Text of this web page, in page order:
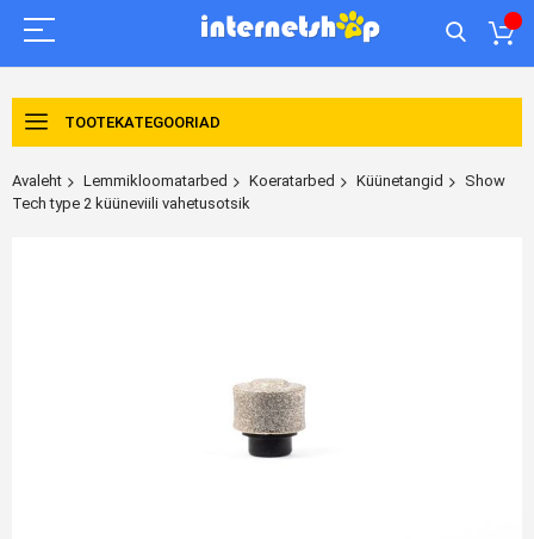
TOOTEKATEGOORIAD
Avaleht Lemmikloomatarbed Koeratarbed Küünetangid
Show
Tech type 2 küüneviili vahetusotsik